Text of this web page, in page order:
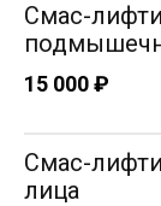
Смас-
15 000 ₽
Смас-
лица
Шепилева